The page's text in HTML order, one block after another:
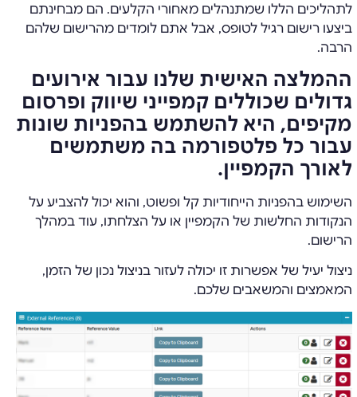
לתהליכים הללו שמתנהלים מאחורי הקלעים. הם מבחינתם
ביצעו רישום רגיל לטופס, אבל אתם לומדים מהרישום שלהם
הרבה.
ההמלצה האישית שלנו עבור אירועים
גדולים שכוללים קמפייני שיווק ופרסום
מקיפים, היא להשתמש בהפניות שונות
עבור כל פלטפורמה בה משתמשים
לאורך הקמפיין.
השימוש בהפניות הייחודיות קל ופשוט, והוא יכול להצביע על
הנקודות החלשות של הקמפיין או על הצלחתו, עוד במהלך
הרישום.
ניצול יעיל של אפשרות זו יכולה לעזור בניצול נכון של הזמן,
המאמצים והמשאבים שלכם.